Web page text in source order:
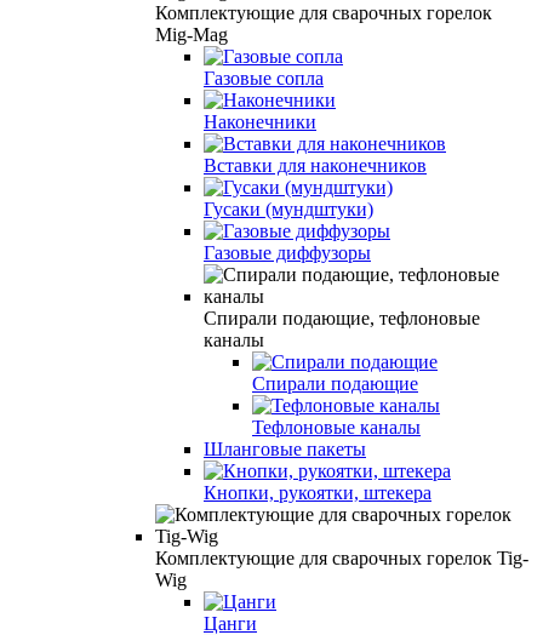
Комплектующие для сварочных горелок
Mig-Mag
Газовые сопла
Наконечники
Вставки для наконечников
Гусаки (мундштуки)
Газовые диффузоры
Спирали подающие, тефлоновые
каналы
Спирали подающие
Тефлоновые каналы
Шланговые пакеты
Кнопки, рукоятки, штекера
Комплектующие для сварочных горелок Tig-
Wig
Цанги